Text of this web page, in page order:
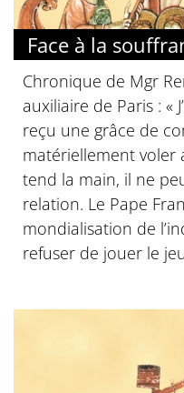
Face à la
Chronique de Mgr
auxiliaire de Paris : «
reçu une grâce de
matériellement voler
tend la main, il ne
relation. Le Pape
mondialisation de
refuser de jouer le